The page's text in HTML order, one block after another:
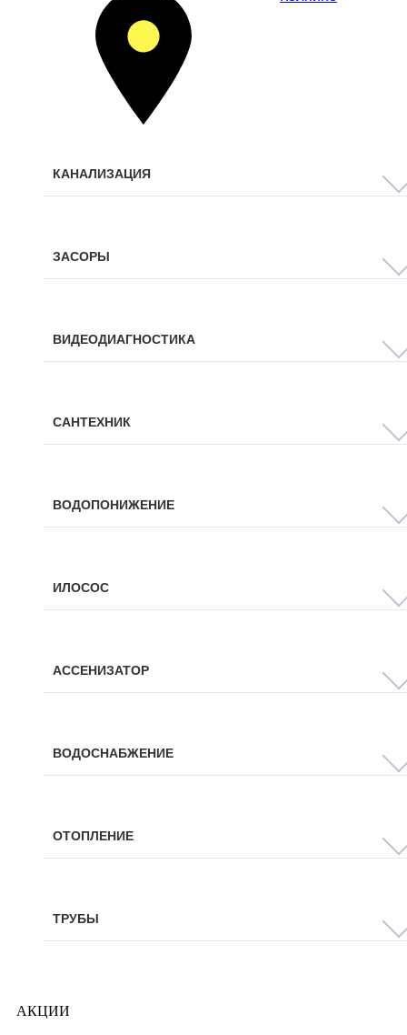
КАНАЛИЗАЦИЯ
ЗАСОРЫ
ВИДЕОДИАГНОСТИКА
САНТЕХНИК
ВОДОПОНИЖЕНИЕ
ИЛОСОС
АССЕНИЗАТОР
ВОДОСНАБЖЕНИЕ
ОТОПЛЕНИЕ
ТРУБЫ
АКЦИИ